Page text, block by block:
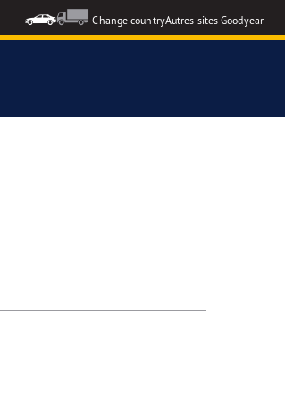
Change countryAutres sites Goodyear